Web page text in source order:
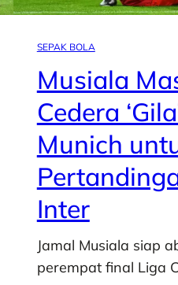
SEPAK BOLA
Musiala
Cedera
Munich
Inter
Jamal Musiala siap
perempat final Liga